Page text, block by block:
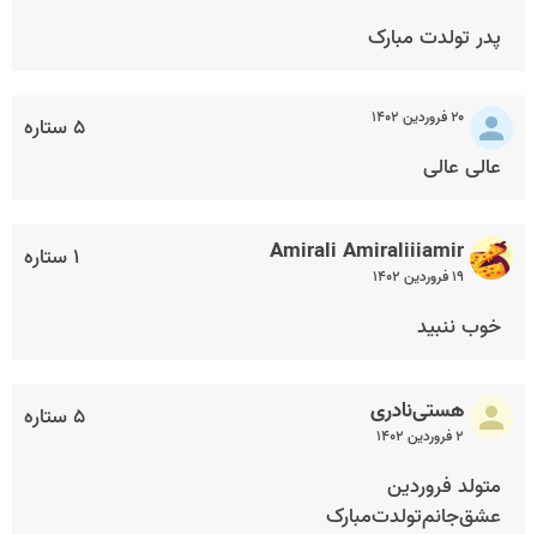
پدر تولدت مبارک
۵ ستاره ۲۰ فروردین ۱۴۰۲
عالی عالی
۱ ستاره Amirali Amiraliiiamir
۱۹ فروردین ۱۴۰۲
خوب ننبید
۵ ستاره هستی‌نادری
۲ فروردین ۱۴۰۲
متولد فروردین
عشق‌جانم‌تولدت‌مبارک